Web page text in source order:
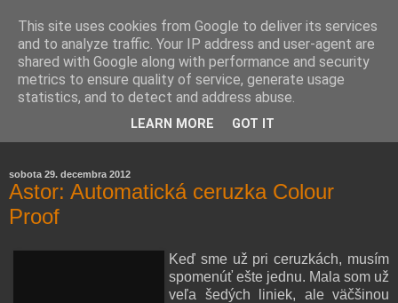
rozoberá témy o zdraví, živote a všetko možné.
sobota 29. decembra 2012
Astor: Automatická ceruzka Colour
Proof
Keď sme už pri ceruzkách, musím
spomenúť ešte jednu. Mala som už
veľa šedých liniek, ale väčšinou
This site uses cookies from Google to deliver its services
and to analyze traffic. Your IP address and user-agent are
shared with Google along with performance and security
metrics to ensure quality of service, generate usage
statistics, and to detect and address abuse.
LEARN MORE GOT IT